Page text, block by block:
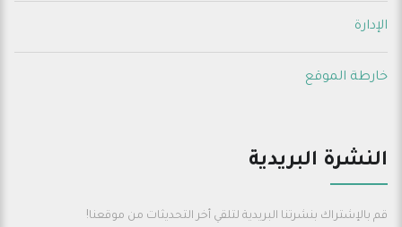
الإدارة
خارطة الموقع
النشرة البريدية
قم بالإشتراك بنشرتنا البريدية لتلقي أخر التحديثات من موقعنا!